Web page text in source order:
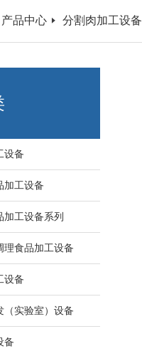
江）有限
产品中心 分割肉加工设备
设备
加工设备
加工设备系列
理食品加工设备
设备
（实验室）设备
备